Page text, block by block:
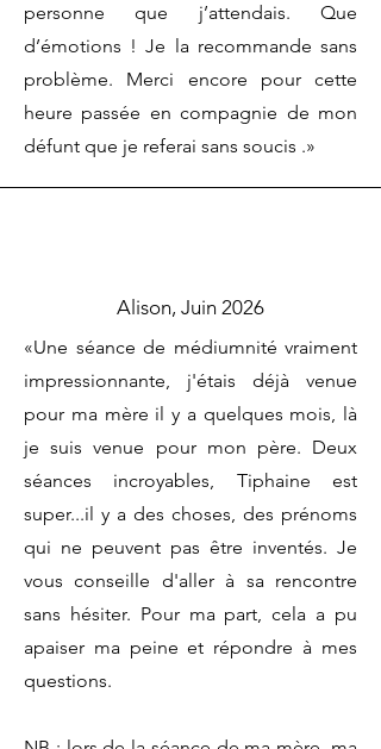
personne que j’attendais. Que
d’émotions ! Je la recommande sans
problème. Merci encore pour cette
heure passée en compagnie de mon
défunt que je referai sans soucis .»
Alison, Juin 2026
«Une séance de médiumnité vraiment
impressionnante, j'étais déjà venue
pour ma mère il y a quelques mois, là
je suis venue pour mon père. Deux
séances incroyables, Tiphaine est
super...il y a des choses, des prénoms
qui ne peuvent pas être inventés. Je
vous conseille d'aller à sa rencontre
sans hésiter. Pour ma part, cela a pu
apaiser ma peine et répondre à mes
questions.